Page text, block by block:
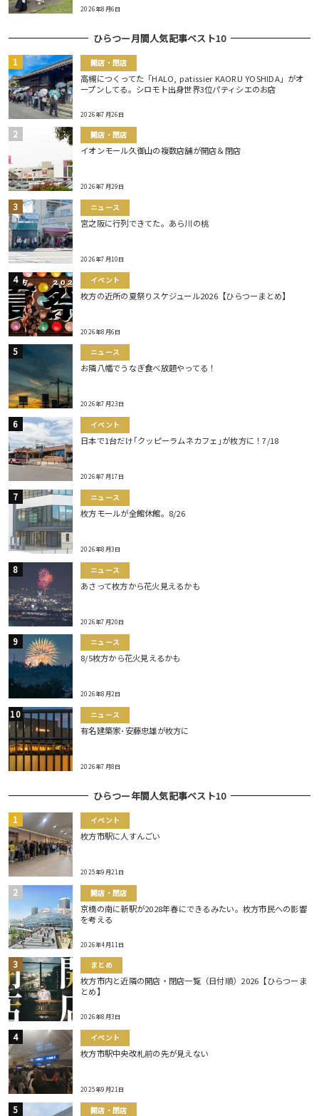
2026年8月6日
ひらつー月間人気記事ベスト10
開店・閉店
高槻につくってた「HALO, patissier KAORU YOSHIDA」がオ
ープンしてる。シロモト出身世界3位パティシエのお店
2026年7月26日
開店・閉店
イオンモール久御山の複数店舗が開店＆閉店
2026年7月29日
ニュース
宮之阪に行列できてた。あら川の桃
2026年7月10日
イベント
枚方の近所の夏祭りスケジュール2026【ひらつーまとめ】
2026年8月6日
ニュース
お隣八幡でうなぎ食べ放題やってる！
2026年7月23日
イベント
日本で1台だけ｢クッピーラムネカフェ｣が枚方に！7/18
2026年7月17日
ニュース
枚方モールが全館休館。8/26
2026年8月3日
ニュース
あさって枚方から花火見えるかも
2026年7月20日
ニュース
8/5枚方から花火見えるかも
2026年8月2日
ニュース
有名建築家･安藤忠雄が枚方に
2026年7月8日
ひらつー年間人気記事ベスト10
イベント
枚方市駅に人すんごい
2025年9月21日
開店・閉店
京橋の南に新駅が2028年春にできるみたい。枚方市民への影響
を考える
2026年4月11日
まとめ
枚方市内と近隣の開店・閉店一覧（日付順）2026【ひらつーま
とめ】
2026年8月3日
イベント
枚方市駅中央改札前の先が見えない
2025年9月21日
開店・閉店